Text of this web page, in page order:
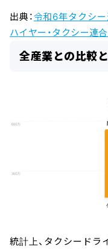
出典：令和6年タクシー
ハイヤー・タクシー連合
全産業との比較と
統計上、タクシードラ